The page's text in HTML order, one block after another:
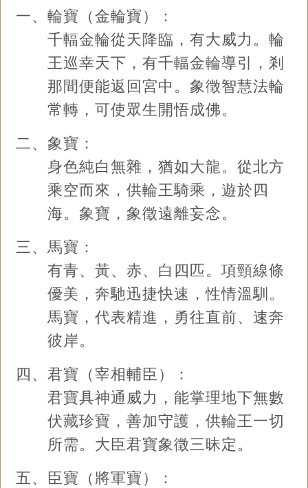
一、輪寶（金輪寶）：
千輻金輪從天降臨，有大威力。輪
王巡幸天下，有千輻金輪導引，剎
那間便能返回宮中。象徵智慧法輪
常轉，可使眾生開悟成佛。
二、象寶：
身色純白無雜，猶如大龍。從北方
乘空而來，供輪王騎乘，遊於四
海。象寶，象徵遠離妄念。
三、馬寶：
有青、黃、赤、白四匹。項頸線條
優美，奔馳迅捷快速，性情溫馴。
馬寶，代表精進，勇往直前、速奔
彼岸。
四、君寶（宰相輔臣）：
君寶具神通威力，能掌理地下無數
伏藏珍寶，善加守護，供輪王一切
所需。大臣君寶象徵三昧定。
五、臣寶（將軍寶）：